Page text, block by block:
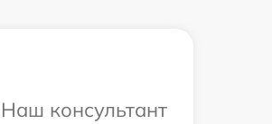
консультант